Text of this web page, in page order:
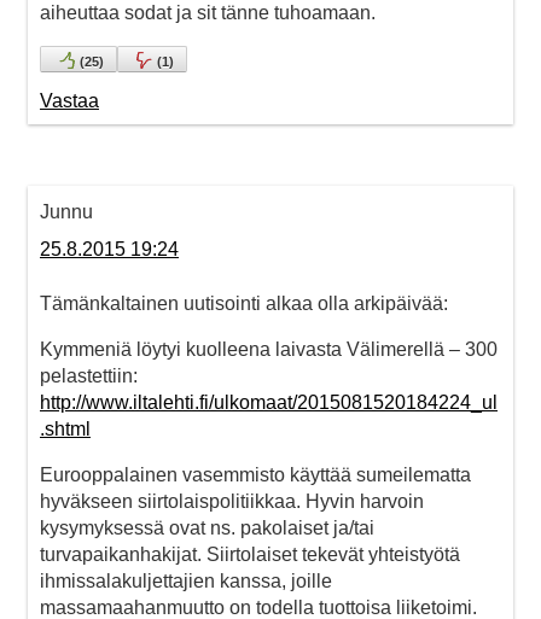
aiheuttaa sodat ja sit tänne tuhoamaan.
(25) (1)
Vastaa
Junnu
25.8.2015 19:24
Tämänkaltainen uutisointi alkaa olla arkipäivää:
Kymmeniä löytyi kuolleena laivasta Välimerellä – 300
pelastettiin:
http://www.iltalehti.fi/ulkomaat/2015081520184224_ul
.shtml
Eurooppalainen vasemmisto käyttää sumeilematta
hyväkseen siirtolaispolitiikkaa. Hyvin harvoin
kysymyksessä ovat ns. pakolaiset ja/tai
turvapaikanhakijat. Siirtolaiset tekevät yhteistyötä
ihmissalakuljettajien kanssa, joille
massamaahanmuutto on todella tuottoisa liiketoimi.